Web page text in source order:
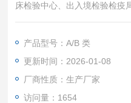
床检验中心、出入境检验检疫
产品型号：A/B 类
更新时间：2026-01-08
厂商性质：生产厂家
访问量：1654